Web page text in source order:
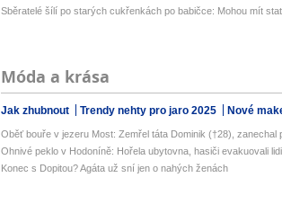
Sběratelé šílí po starých cukřenkách po babičce: Mohou mít
Móda a krása
Jak zhubnout Trendy nehty pro jaro 2025 Nové
Oběť bouře v jezeru Most: Zemřel táta Dominik (†28), zanechal
Ohnivé peklo v Hodoníně: Hořela ubytovna, hasiči evakuovali
Konec s Dopitou? Agáta už sní jen o nahých ženách